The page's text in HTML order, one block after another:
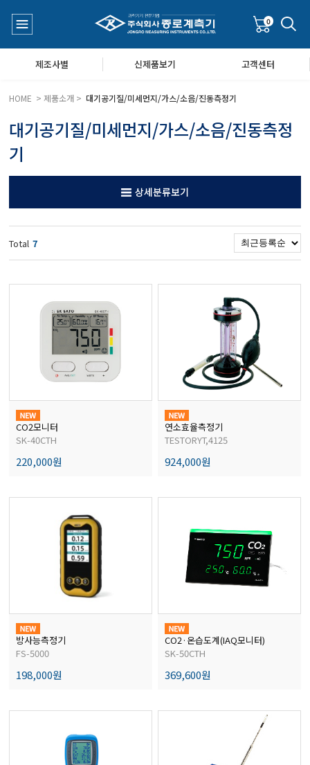
질측정기
기공기질/미세먼지/가스/소음/진동측정기
속풍량계/온도계/온습도계/기압계
자저울/점도계/핀홀탐지기
이크로피펫
분계/회전계/도막두께/초음파두께측정기
차계/광택계/조도계/광도계/방사랑계
업/임업/해양측정기
도계/물리/물성측정기
공계/차압계/진공펌프
공지사항
Q&A
0
제조사별 신제품보기 고객센터
HOME > 제품소개 > 대기공기질/미세먼지/가스/소음/진동측정기
대기공기질/미세먼지/가스/소음/진동측정
기
상세분류보기
Total 7
CO2모니터
SK-40CTH
220,000원
연소효율측정기
TESTORYT,4125
924,000원
방사능측정기
FS-5000
198,000원
CO2·온습도계(IAQ모니터)
SK-50CTH
369,600원